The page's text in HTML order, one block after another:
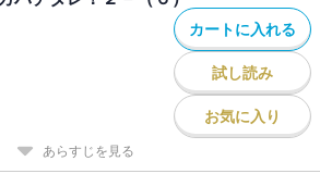
カートに入れる
試し読み
お気に入り
あらすじを見る